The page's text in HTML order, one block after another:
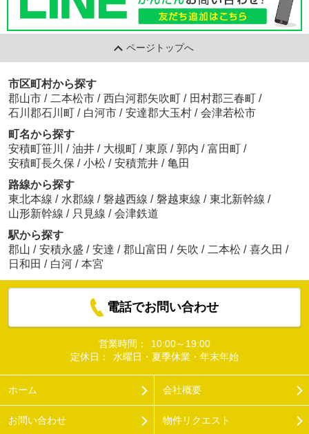
ページトップへ
市区町村から探す
郡山市 / 二本松市 / 西白河郡矢吹町 / 田村郡三春町 /
石川郡石川町 / 白河市 / 安達郡大玉村 / 会津若松市
町名から探す
安積町笹川 / 油井 / 大槻町 / 東原 / 郭内 / 富田町 /
安積町長久保 / 小松 / 安積荒井 / 亀田
路線から探す
東北本線 / 水郡線 / 磐越西線 / 磐越東線 / 東北新幹線 /
山形新幹線 / 只見線 / 会津鉄道
駅から探す
郡山 / 安積永盛 / 安達 / 郡山富田 / 矢吹 / 二本松 / 喜久田 /
日和田 / 白河 / 本宮
電話でお問い合わせ
営業時間：
10:00～19:00
定休日：
水曜日・夏季休業・年末年始
ホーム 会社概要
お問い合わせ 物件リクエスト